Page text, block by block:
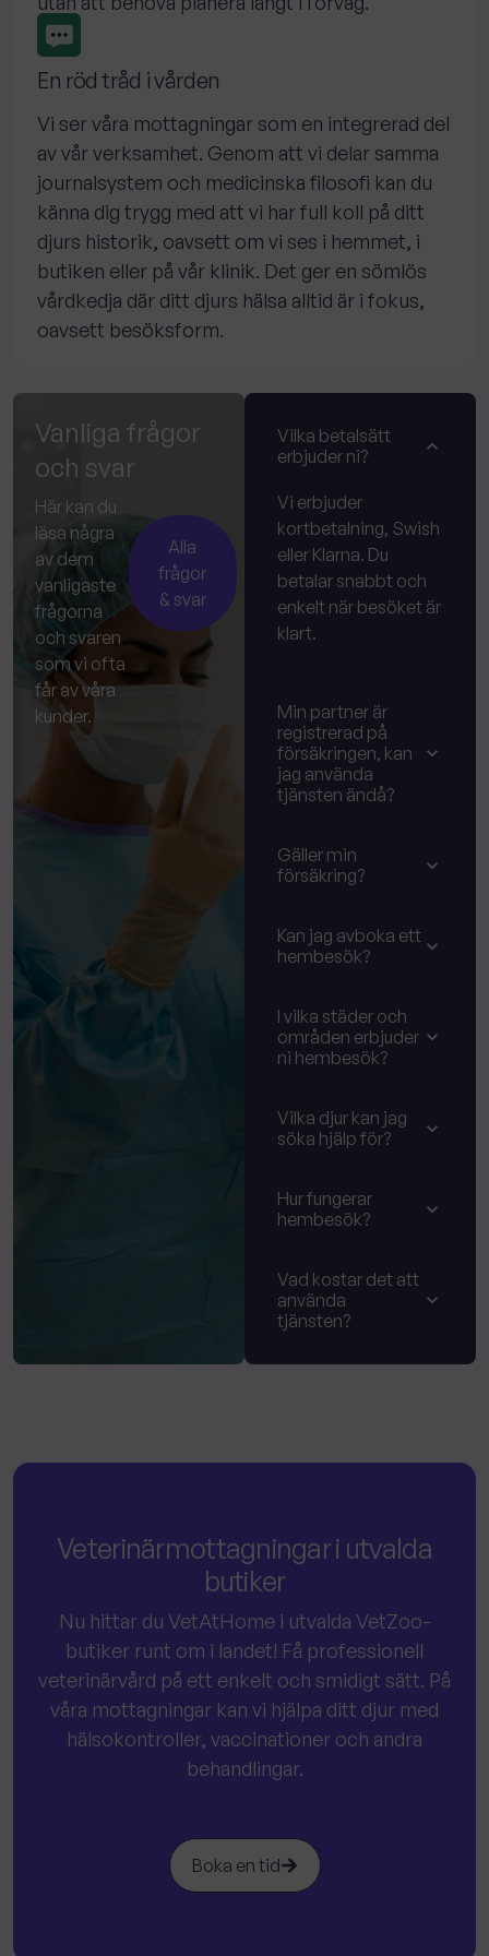
En röd tråd i vården
Vi ser våra mottagningar som en integrerad del
av vår verksamhet. Genom att vi delar samma
journalsystem och medicinska filosofi kan du
känna dig trygg med att vi har full koll på ditt
djurs historik, oavsett om vi ses i hemmet, i
butiken eller på vår klinik. Det ger en sömlös
vårdkedja där ditt djurs hälsa alltid är i fokus,
oavsett besöksform.
Vanliga frågor
och svar
Alla
frågor
& svar
Här kan du
läsa några
av dem
vanligaste
frågorna
och svaren
som vi ofta
får av våra
kunder.
Vilka betalsätt
erbjuder ni?
Vi erbjuder
kortbetalning, Swish
eller Klarna. Du
betalar snabbt och
enkelt när besöket är
klart.
Min partner är
registrerad på
försäkringen, kan
jag använda
tjänsten ändå?
Gäller min
försäkring?
Kan jag avboka ett
hembesök?
I vilka städer och
områden erbjuder
ni hembesök?
Vilka djur kan jag
söka hjälp för?
Hur fungerar
hembesök?
Vad kostar det att
använda
tjänsten?
Veterinärmottagningar i utvalda
butiker
Nu hittar du VetAtHome i utvalda VetZoo-
butiker runt om i landet! Få professionell
veterinärvård på ett enkelt och smidigt sätt. På
våra mottagningar kan vi hjälpa ditt djur med
hälsokontroller, vaccinationer och andra
behandlingar.
Boka en tid